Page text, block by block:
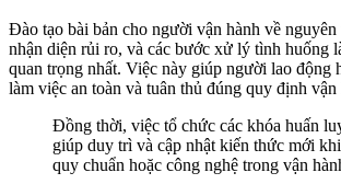
Đào tạo bài bản cho người vận hành về nguyên
nhận diện rủi ro, và các bước xử lý tình huống
quan trọng nhất. Việc này giúp người lao động
làm việc an toàn và tuân thủ đúng quy định vận
Đồng thời, việc tổ chức các khóa huấn
giúp duy trì và cập nhật kiến thức mới
quy chuẩn hoặc công nghệ trong vận